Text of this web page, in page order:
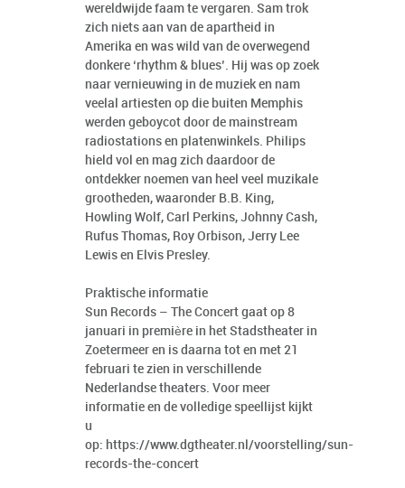
wereldwijde faam te vergaren. Sam trok
zich niets aan van de apartheid in
Amerika en was wild van de overwegend
donkere ‘rhythm & blues’. Hij was op zoek
naar vernieuwing in de muziek en nam
veelal artiesten op die buiten Memphis
werden geboycot door de mainstream
radiostations en platenwinkels. Philips
hield vol en mag zich daardoor de
ontdekker noemen van heel veel muzikale
grootheden, waaronder B.B. King,
Howling Wolf, Carl Perkins, Johnny Cash,
Rufus Thomas, Roy Orbison, Jerry Lee
Lewis en Elvis Presley.
Praktische informatie
Sun Records – The Concert gaat op 8
januari in première in het Stadstheater in
Zoetermeer en is daarna tot en met 21
februari te zien in verschillende
Nederlandse theaters. Voor meer
informatie en de volledige speellijst kijkt
u
op: https://www.dgtheater.nl/voorstelling/sun-
records-the-concert